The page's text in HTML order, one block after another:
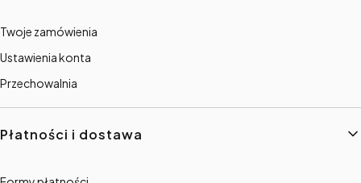
Twoje zamówienia
Ustawienia konta
Przechowalnia
Płatności i dostawa